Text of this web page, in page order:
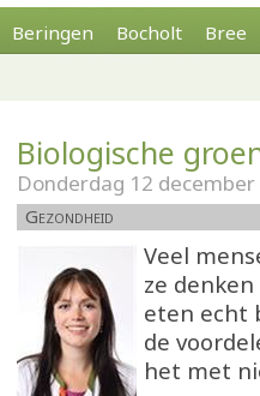
Beringen Bocholt Bree
Biologische
Donderdag 12
Gezondheid
Veel
ze
eten echt
de
het met